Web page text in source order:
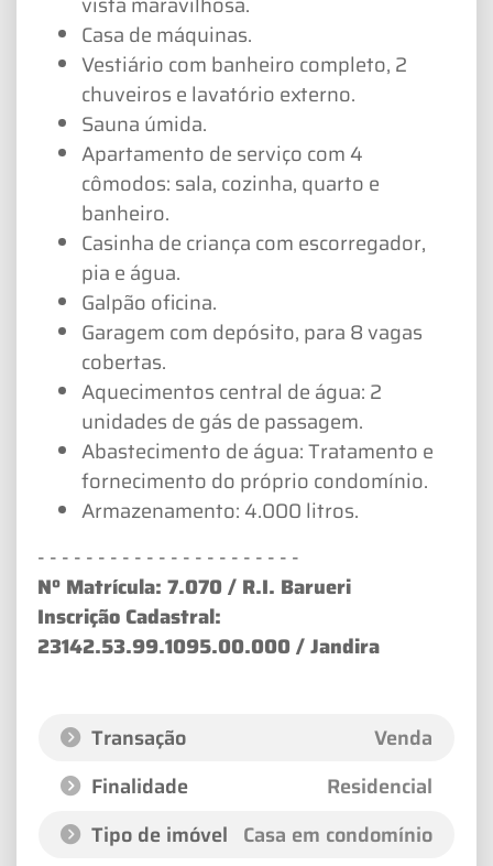
Casa de máquinas.
Vestiário com banheiro completo, 2
chuveiros e lavatório externo.
Sauna úmida.
Apartamento de serviço com 4
cômodos: sala, cozinha, quarto e
banheiro.
Casinha de criança com escorregador,
pia e água.
Galpão oficina.
Garagem com depósito, para 8 vagas
cobertas.
Aquecimentos central de água: 2
unidades de gás de passagem.
Abastecimento de água: Tratamento e
fornecimento do próprio condomínio.
Armazenamento: 4.000 litros.
- - - - - - - - - - - - - - - - - - - - - -
Nº Matrícula: 7.070 / R.I. Barueri
Inscrição Cadastral:
23142.53.99.1095.00.000 / Jandira
Transação
Venda
Finalidade
Residencial
Tipo de imóvel Casa em condomínio